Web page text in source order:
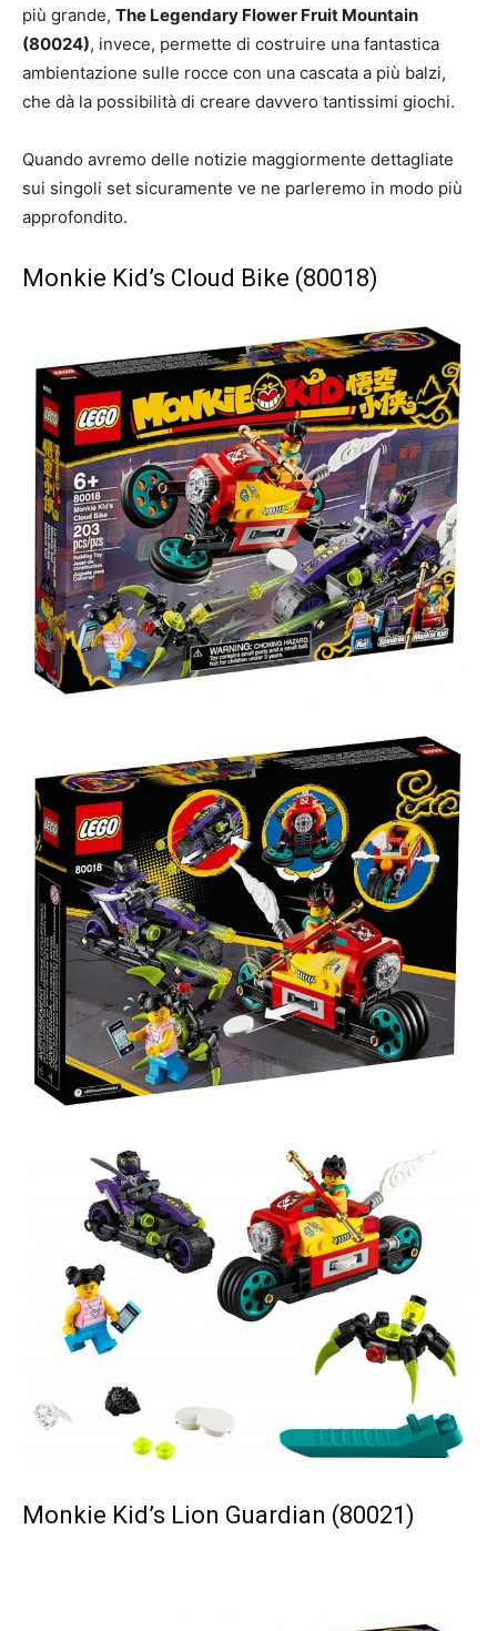
più grande, The Legendary Flower Fruit Mountain
(80024), invece, permette di costruire una fantastica
ambientazione sulle rocce con una cascata a più balzi,
che dà la possibilità di creare davvero tantissimi giochi.
Quando avremo delle notizie maggiormente dettagliate
sui singoli set sicuramente ve ne parleremo in modo più
approfondito.
Monkie Kid’s Cloud Bike (80018)
Monkie Kid’s Lion Guardian (80021)